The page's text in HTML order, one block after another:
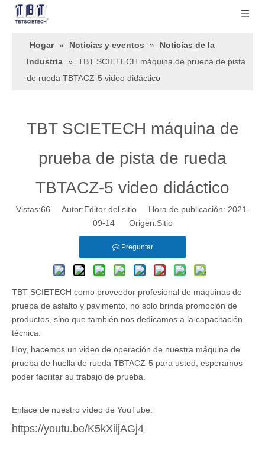
Hogar » Noticias y eventos »
Noticias de la
Industria »
TBT SCIETECH máquina de prueba de pista
de rueda TBTACZ-5 video didáctico
TBT SCIETECH máquina de
prueba de pista de rueda
TBTACZ-5 video didáctico
Vistas:66 Autor:Editor del sitio Hora de publicación: 2021-
09-14 Origen:Sitio
Preguntar
TBT SCIETECH como proveedor profesional de máquinas de
prueba de asfalto y pavimento, no solo brinda promoción de
productos, sino que también nos dedicamos a la capacitación
técnica.
Hoy, hacemos un video de operación de nuestra máquina de
prueba de huella de rueda TBTACZ-5 para usted, esperamos
poder facilitar su trabajo de prueba.
Enlace de nuestro vídeo de YouTube:
https://youtu.be/K5kXiijAGj4